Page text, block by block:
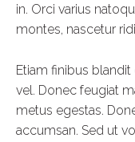
in. Orci varius
montes, nascetur
Etiam finibus
vel. Donec feugiat
metus egestas.
accumsan. Sed ut